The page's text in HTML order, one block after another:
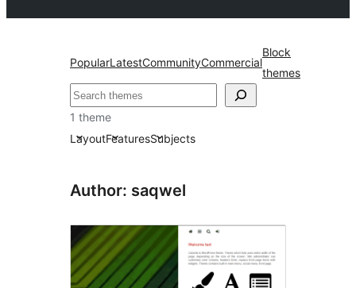
PopularLatestCommunityCommercial
Block
themes
Пошук
1 theme
LayoutFeaturesSubjects
Author: saqwel